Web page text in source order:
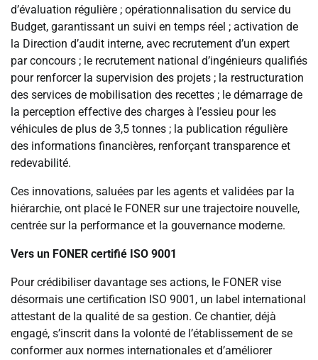
d’évaluation régulière ; opérationnalisation du service du
Budget, garantissant un suivi en temps réel ; activation de
la Direction d’audit interne, avec recrutement d’un expert
par concours ; le recrutement national d’ingénieurs qualifiés
pour renforcer la supervision des projets ; la restructuration
des services de mobilisation des recettes ; le démarrage de
la perception effective des charges à l’essieu pour les
véhicules de plus de 3,5 tonnes ; la publication régulière
des informations financières, renforçant transparence et
redevabilité.
Ces innovations, saluées par les agents et validées par la
hiérarchie, ont placé le FONER sur une trajectoire nouvelle,
centrée sur la performance et la gouvernance moderne.
Vers un FONER certifié ISO 9001
Pour crédibiliser davantage ses actions, le FONER vise
désormais une certification ISO 9001, un label international
attestant de la qualité de sa gestion. Ce chantier, déjà
engagé, s’inscrit dans la volonté de l’établissement de se
conformer aux normes internationales et d’améliorer